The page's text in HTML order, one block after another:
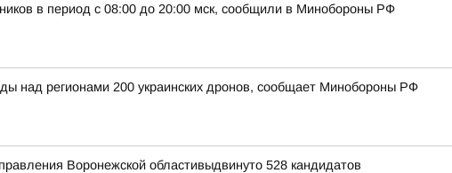
в период с 08:00 до 20:00 мск, сообщили в Минобороны РФ
над регионами 200 украинских дронов, сообщает Минобороны РФ
Воронежской областивыдвинуто 528 кандидатов